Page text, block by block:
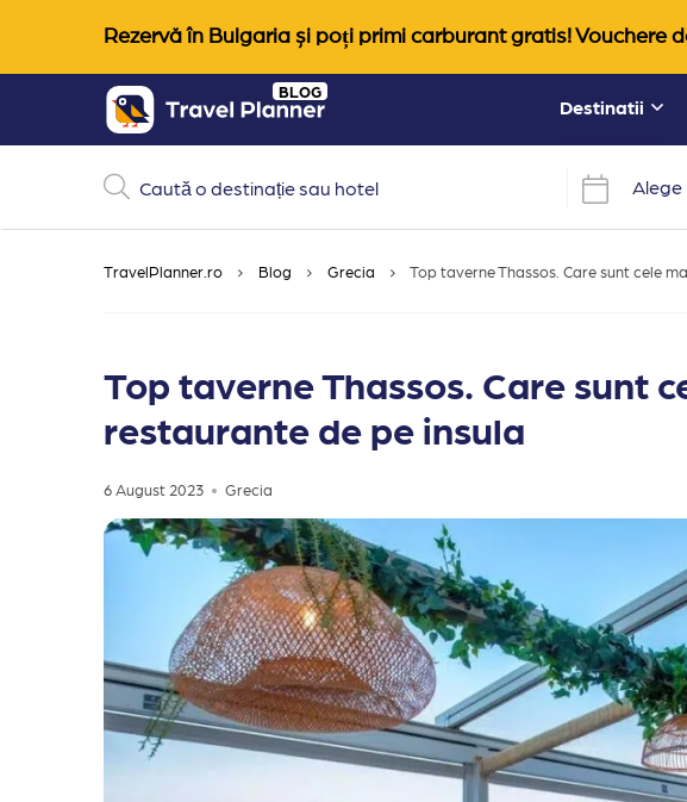
Rezervă în Bulgaria și poți primi carburant gratis! Vouchere
content
BLOG
Destinatii
TravelPlanner.ro Blog Grecia Top taverne Thassos. Care sunt cele
Top taverne Thassos. Care sunt
restaurante de pe insula
6 August 2023 Grecia